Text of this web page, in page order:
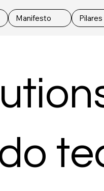
Manifesto